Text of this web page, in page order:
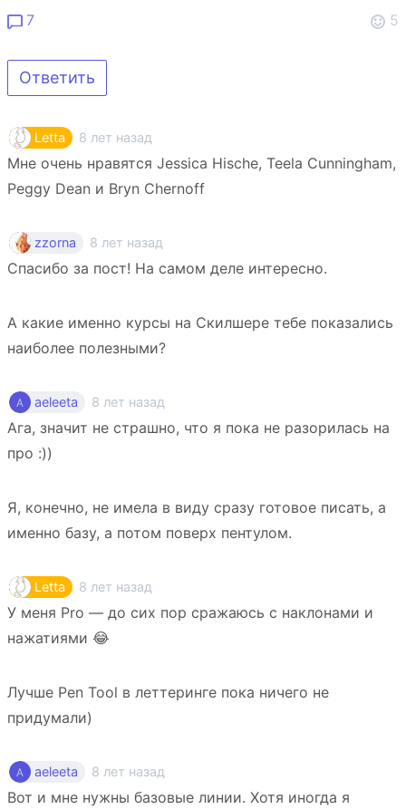
7 5
Ответить
Letta 8 лет назад
Мне очень нравятся Jessica Hische, Teela Cunningham,
Peggy Dean и Bryn Chernoff
zzorna 8 лет назад
Спасибо за пост! На самом деле интересно.
А какие именно курсы на Скилшере тебе показались
наиболее полезными?
aeleeta 8 лет назад
Ага, значит не страшно, что я пока не разорилась на
про :))
Я, конечно, не имела в виду сразу готовое писать, а
именно базу, а потом поверх пентулом.
Letta 8 лет назад
У меня Pro — до сих пор сражаюсь с наклонами и
нажатиями 😂
Лучше Pen Tool в леттеринге пока ничего не
придумали)
aeleeta 8 лет назад
Вот и мне нужны базовые линии. Хотя иногда я